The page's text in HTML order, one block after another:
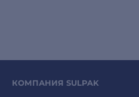
КОМПАНИЯ SULPAK